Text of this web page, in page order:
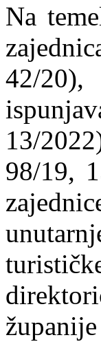
Na
42/
13/
98/19,